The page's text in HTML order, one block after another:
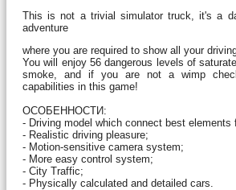
This is not a trivial simulator truck, it's a
adventure
where you are required to show all your
You will enjoy 56 dangerous levels of
smoke, and if you are not a wimp
capabilities in this game!
ОСОБЕННОСТИ:
- Driving model which connect best elements
- Realistic driving pleasure;
- Motion-sensitive camera system;
- More easy control system;
- City Traffic;
- Physically calculated and detailed cars.